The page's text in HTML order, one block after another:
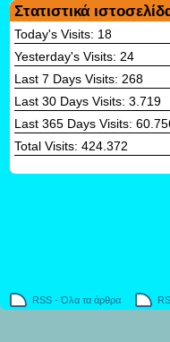
Στατιστικά
Today's Visits: 18
Yesterday's Visits: 24
Last 7 Days Visits: 268
Last 30 Days Visits: 3.719
Last 365 Days Visits:
Total Visits: 424.372
RSS - Όλα τα άρθρα